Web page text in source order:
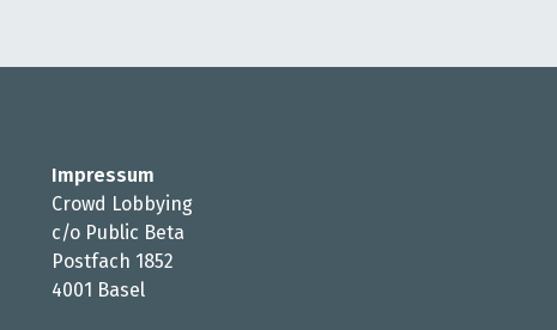
Impressum
Crowd Lobbying
c/o Public Beta
Postfach 1852
4001 Basel